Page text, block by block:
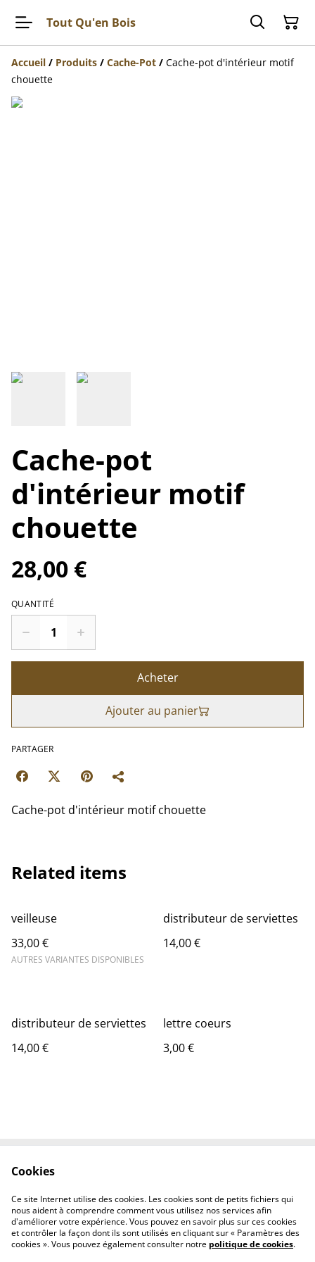
Tout Qu'en Bois
Accueil / Produits / Cache-Pot / Cache-pot d'intérieur motif
chouette
Cache-pot
d'intérieur motif
chouette
28,00 €
QUANTITÉ
Acheter
Ajouter au panier
PARTAGER
Cache-pot d'intérieur motif chouette
Related items
veilleuse
33,00 €
AUTRES VARIANTES DISPONIBLES
distributeur de serviettes
14,00 €
distributeur de serviettes
14,00 €
lettre coeurs
3,00 €
Politique de
confidentialité
Politique de cookies
Cookies
Ce site Internet utilise des cookies. Les cookies sont de petits fichiers qui
nous aident à comprendre comment vous utilisez nos services afin
d'améliorer votre expérience. Vous pouvez en savoir plus sur ces cookies
et contrôler la façon dont ils sont utilisés en cliquant sur « Paramètres des
cookies ». Vous pouvez également consulter notre politique de cookies.